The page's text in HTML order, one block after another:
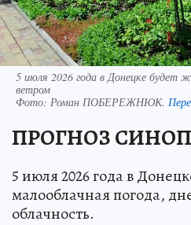
5 июля 2026 года в Донецке будет
ветром
Фото: Роман ПОБЕРЕЖНЮК.
ПРОГНОЗ
5 июля 2026 года в
малооблачная погода,
облачность.